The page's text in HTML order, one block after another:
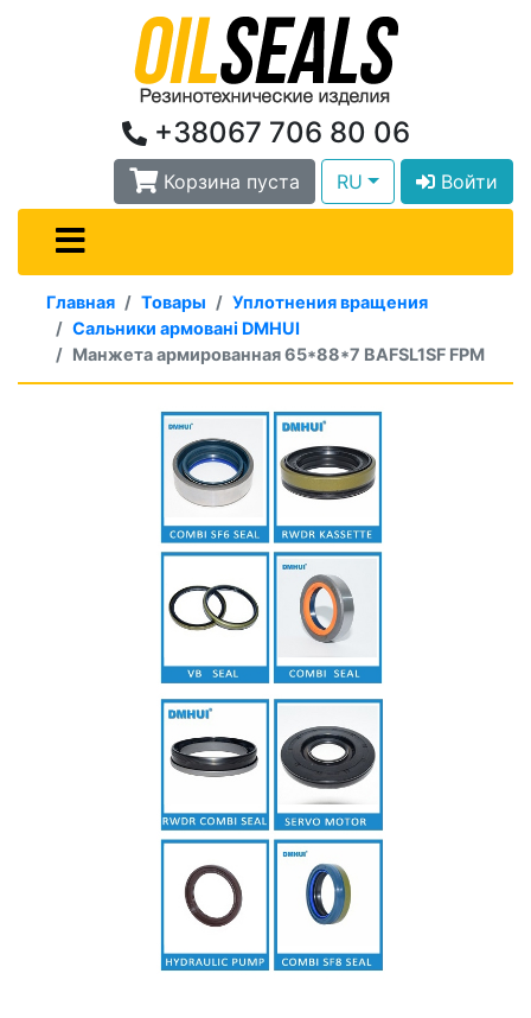
+38067 706 80 06
Корзина пуста RU Войти
Главная Товары
Уплотнения вращения
Сальники армовані DMHUI
Манжета армированная 65*88*7 BAFSL1SF FPM